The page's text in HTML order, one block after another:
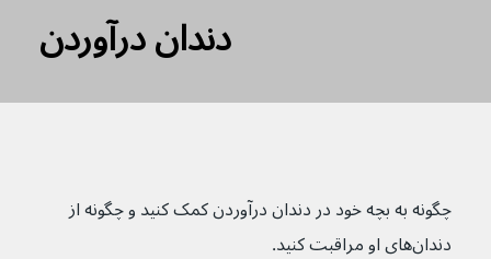
دندان درآوردن
چگونه به بچه خود در دندان درآوردن کمک کنید و چگونه از
دندان‌های او مراقبت کنید.